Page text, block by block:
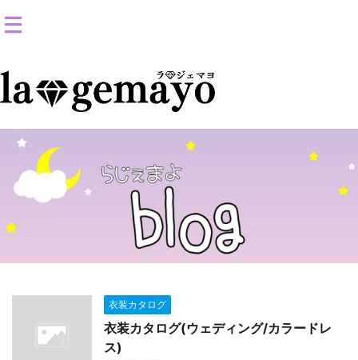
衣装カタログ
衣装カタログ(ウェディング/カラードレ
ス)